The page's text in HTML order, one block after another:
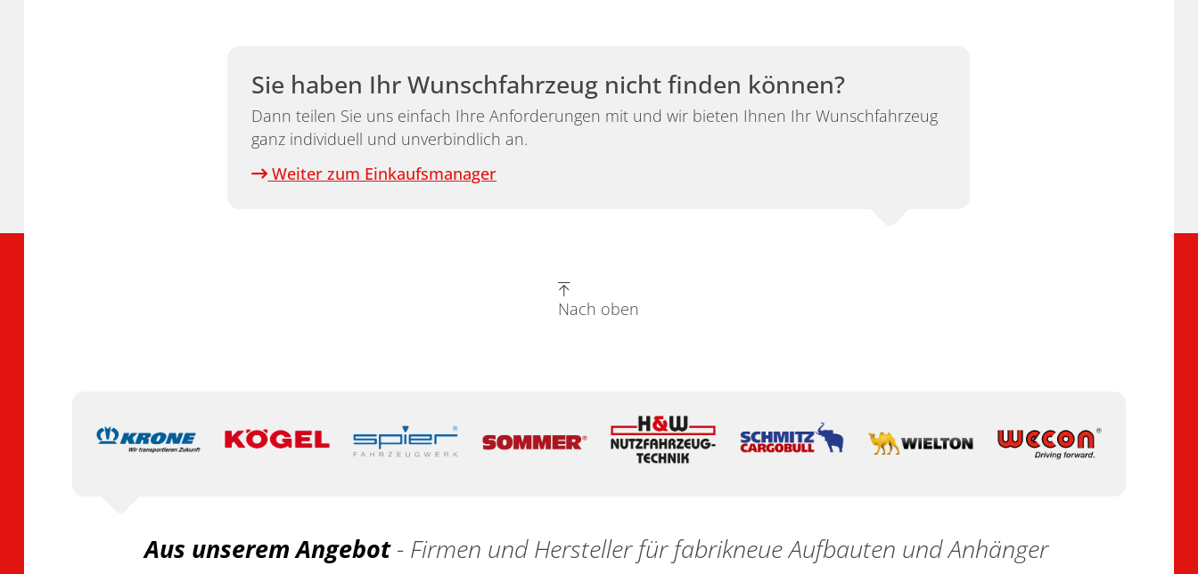
Sie haben Ihr Wunschfahrzeug nicht finden können?
Dann teilen Sie uns einfach Ihre Anforderungen mit und wir bieten Ihnen Ihr Wunschfahrzeug
ganz individuell und unverbindlich an.
Weiter zum Einkaufsmanager
Nach oben
Aus unserem Angebot- Firmen und Hersteller für fabrikneue Aufbauten und Anhänger